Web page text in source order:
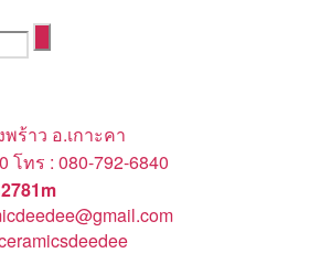
ร้าว อ.เกาะคา
โทร : 080-792-6840